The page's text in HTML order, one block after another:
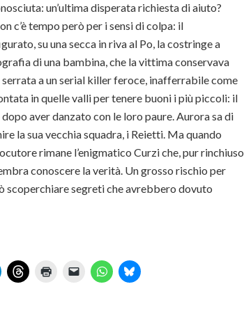
un’ultima disperata richiesta di aiuto?
c’è tempo però per i sensi di colpa: il
su una secca in riva al Po, la costringe a
di una bambina, che la vittima conservava
a un serial killer feroce, inafferrabile come
in quelle valli per tenere buoni i più piccoli: il
aver danzato con le loro paure. Aurora sa di
la sua vecchia squadra, i Reietti. Ma quando
rimane l’enigmatico Curzi che, pur rinchiuso
conoscere la verità. Un grosso rischio per
scoperchiare segreti che avrebbero dovuto